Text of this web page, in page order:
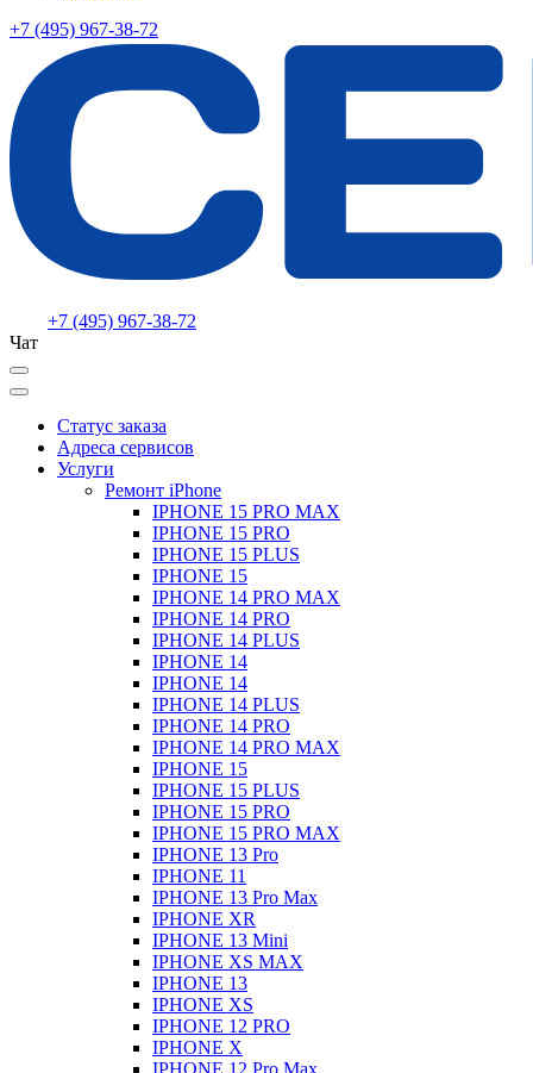
+7 (495) 967-38-72
+7 (495) 967-38-72
Чат
Статус заказа
Адреса сервисов
Услуги
Ремонт iPhone
IPHONE 15 PRO MAX
IPHONE 15 PRO
IPHONE 15 PLUS
IPHONE 15
IPHONE 14 PRO MAX
IPHONE 14 PRO
IPHONE 14 PLUS
IPHONE 14
IPHONE 14
IPHONE 14 PLUS
IPHONE 14 PRO
IPHONE 14 PRO MAX
IPHONE 15
IPHONE 15 PLUS
IPHONE 15 PRO
IPHONE 15 PRO MAX
IPHONE 13 Pro
IPHONE 11
IPHONE 13 Pro Max
IPHONE XR
IPHONE 13 Mini
IPHONE XS MAX
IPHONE 13
IPHONE XS
IPHONE 12 PRO
IPHONE X
IPHONE 12 Pro Max